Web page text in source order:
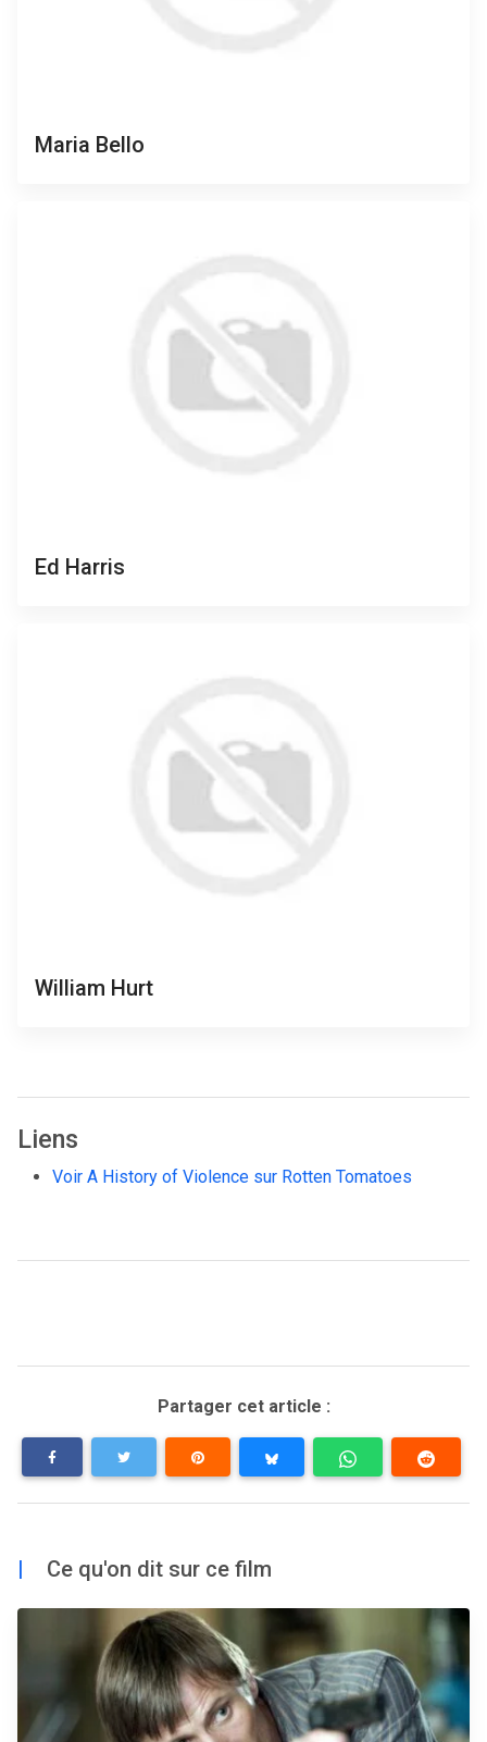
Maria Bello
Ed Harris
William Hurt
Liens
Voir A History of Violence sur Rotten Tomatoes
Partager cet article :
Ce qu'on dit sur ce film